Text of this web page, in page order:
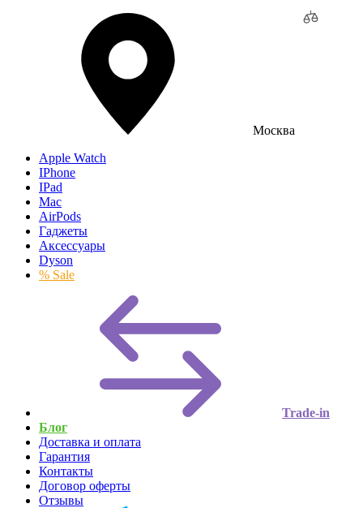
Москва
Apple Watch
IPhone
IPad
Mac
AirPods
Гаджеты
Аксессуары
Dyson
% Sale
Trade-in
Блог
Доставка и оплата
Гарантия
Контакты
Договор оферты
Отзывы